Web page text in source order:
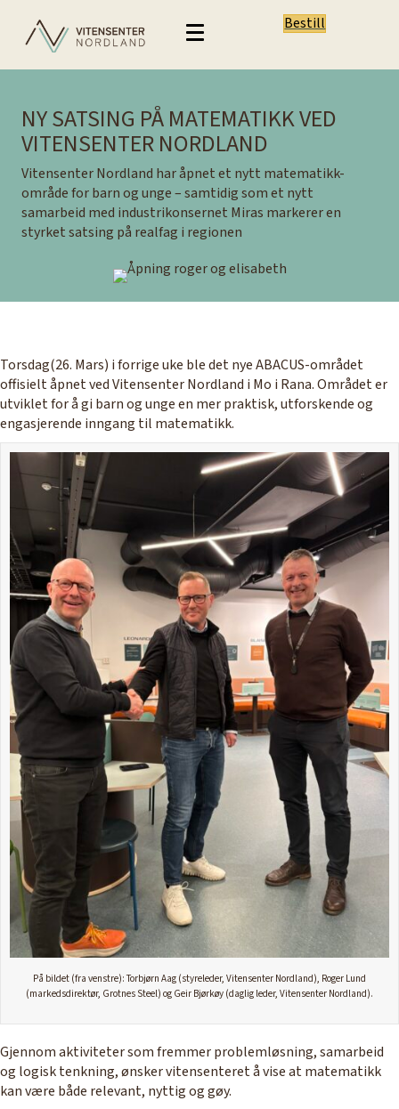
Bestill
NY SATSING PÅ MATEMATIKK VED
VITENSENTER NORDLAND
Vitensenter Nordland har åpnet et nytt matematikk-
område for barn og unge – samtidig som et nytt
samarbeid med industrikonsernet Miras markerer en
styrket satsing på realfag i regionen
Torsdag(26. Mars) i forrige uke ble det nye ABACUS-området
offisielt åpnet ved Vitensenter Nordland i Mo i Rana. Området er
utviklet for å gi barn og unge en mer praktisk, utforskende og
engasjerende inngang til matematikk.
På bildet (fra venstre): Torbjørn Aag (styreleder, Vitensenter Nordland), Roger Lund
(markedsdirektør, Grotnes Steel) og Geir Bjørkøy (daglig leder, Vitensenter Nordland).
Gjennom aktiviteter som fremmer problemløsning, samarbeid
og logisk tenkning, ønsker vitensenteret å vise at matematikk
kan være både relevant, nyttig og gøy.